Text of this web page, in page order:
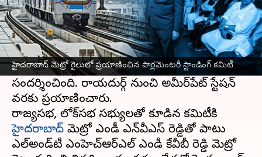
హైదరాబాద్ మెట్రో రైలులో ప్రయాణించిన పార్లమెంటరీ స్టాండింగ్ కమిటీ
ఈ వార్తాకథనం ఏంటి
ఎంపీ రాజీవ్ రంజన్ సింగ్ నేతృత్వంలోని 14 మంది
సభ్యులతో కూడిన హౌసింగ్, అర్బన్ వ్యవహారాల
పార్లమెంటరీ స్టాండింగ్ కమిటీహైదరాబాద్మెట్రో రైలు
సందర్శించింది. రాయదుర్గ్ నుంచి అమీర్‌పేట్ స్టేషన్
వరకు ప్రయాణించారు.
రాజ్యసభ, లోక్‌సభ సభ్యులతో కూడిన కమిటీకి
హైదరాబాద్ మెట్రో ఎండీ ఎన్‌వీఎస్ రెడ్డితో పాటు
ఎల్అండ్‌టీ ఎంహెచ్ఆర్ఎల్ ఎండీ కేవీబీ రెడ్డి మెట్రో